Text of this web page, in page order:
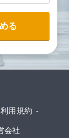
る
利用規約 -
会社